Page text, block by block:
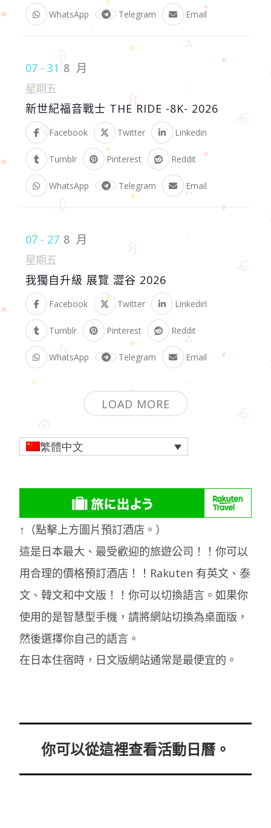
WhatsApp Telegram Email
07 - 31 8 月
星期五
新世紀福音戰士 THE RIDE -8K- 2026
Facebook Twitter Linkedin
Tumblr Pinterest Reddit
WhatsApp Telegram Email
07 - 27 8 月
星期五
我獨自升級 展覽 澀谷 2026
Facebook Twitter Linkedin
Tumblr Pinterest Reddit
WhatsApp Telegram Email
LOAD MORE
繁體中文
↑（點擊上方圖片預訂酒店。）
這是日本最大、最受歡迎的旅遊公司！！你可以
用合理的價格預訂酒店！！Rakuten 有英文、泰
文、韓文和中文版！！你可以切換語言。如果你
使用的是智慧型手機，請將網站切換為桌面版，
然後選擇你自己的語言。
在日本住宿時，日文版網站通常是最便宜的。
你可以從這裡查看活動日曆。